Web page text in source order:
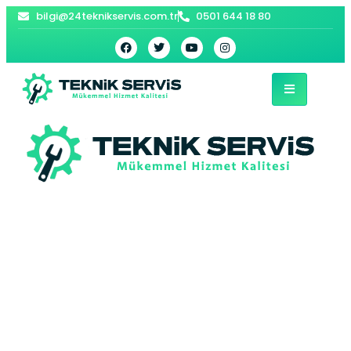
bilgi@24teknikservis.com.tr 0501 644 18 80